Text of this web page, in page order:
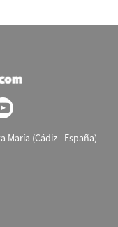
María (Cádiz - España)